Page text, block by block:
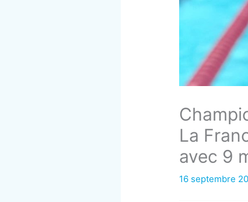
La
avec 9
16 septembre